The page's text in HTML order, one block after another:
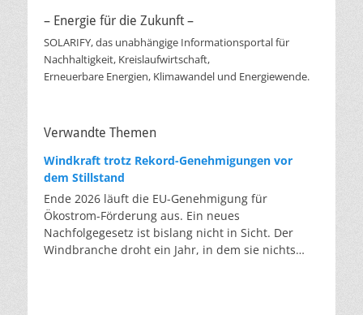
– Energie für die Zukunft –
SOLARIFY, das unabhängige Informationsportal für
Nachhaltigkeit, Kreislaufwirtschaft,
Erneuerbare Energien, Klimawandel und Energiewende.
Verwandte Themen
Windkraft trotz Rekord-Genehmigungen vor
dem Stillstand
Ende 2026 läuft die EU-Genehmigung für
Ökostrom-Förderung aus. Ein neues
Nachfolgegesetz ist bislang nicht in Sicht. Der
Windbranche droht ein Jahr, in dem sie nichts